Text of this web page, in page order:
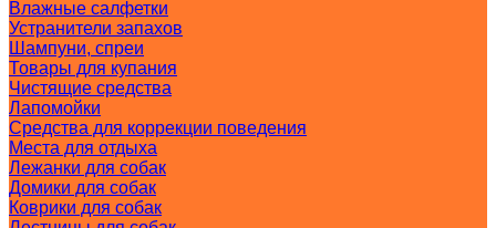
Влажные салфетки
Устранители запахов
Шампуни, спреи
Товары для купания
Чистящие средства
Лапомойки
Средства для коррекции поведения
Места для отдыха
Лежанки для собак
Домики для собак
Коврики для собак